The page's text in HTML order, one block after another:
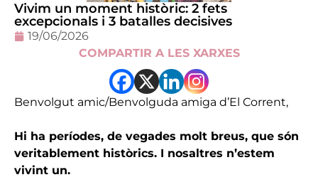
Vivim un moment històric: 2 fets
excepcionals i 3 batalles decisives
19/06/2026
COMPARTIR A LES XARXES
Benvolgut amic/Benvolguda amiga d’El Corrent,
Hi ha períodes, de vegades molt breus, que són
veritablement històrics. I nosaltres n’estem
vivint un.